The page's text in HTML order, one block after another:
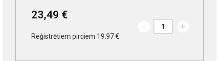
23,49 €
Reģistrētiem pirciem 19.97 €
- +